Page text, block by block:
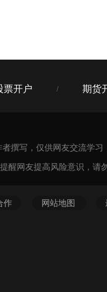
票开户 / 期货
撰写，仅供网友交流学
醒网友提高风险意识，请
作 网站地图